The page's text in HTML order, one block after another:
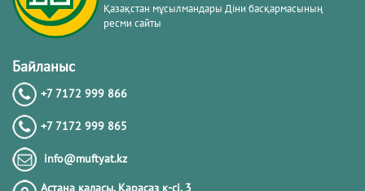
Қазақстан мұсылмандары Діни басқармасының
ресми сайты
Байланыс
+7 7172 999 866
+7 7172 999 865
info@muftyat.kz
Астана қаласы, Қарасаз к-сi, 3